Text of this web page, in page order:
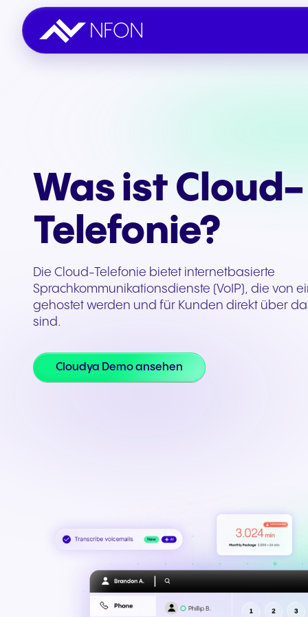
Build & Automate
KI-Automatisierung
Engage & Support
Integrationen & Add-ons
Erfolgsgeschichten
Über 54.000 Kunden
vertrauen uns
Partnerportal
Login für bestehende
Partner
Was ist Cloud-
Telefonie?
Die Cloud-Telefonie bietet internetbasierte
Sprachkommunikationsdienste (VoIP), die von
gehostet werden und für Kunden direkt über
sind.
Cloudya Demo ansehen